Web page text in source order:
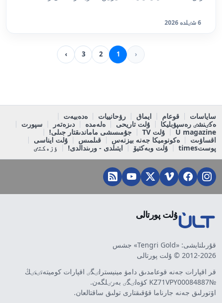
6 شٸلدە 2026
‹
1
2
3
›
ساياسات قوعام ايماق رۋحانييات
ەدەبيەت
ەكٸنشٸ رەسپۋبليكا
ۇلت تاريحى ەلەمدە دىزەتەر
سپورت
U magazine
ۇلت TV
جۇمىسشى ماماندىقتار جىلى!
اقساۋىت
ەكونوميكا جەنە بيزنەس قىلمىس
ۇلت ايناسى
پوستtimes
ۇلت وبەكتيۆ ايتىلدى - ورىندالدى! ٶزەكتٸ
ۇلت پورتالى
قۇرىلتايشى: «Tengri Gold» جشس
2012-2026 © ۇلت پورتالى
قر اقپارات جەنە قوعامدىق دامۋ مينيسترلٸگٸ اقپارات كوميتەتٸنٸڭ
№KZ71VPY00084887 كۋەلٸگٸ بەرٸلگەن.
اۆتورلىق جەنە جارناما قۇقىقتارى تولىق ساقتالعان.